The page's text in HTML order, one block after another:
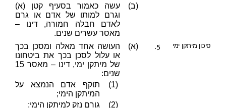
(ב)
עשה כאמור בסעיף קטן (א)
וגרם למותו של אדם או גרם
לאדם חבלה חמורה, דינו –
מאסר עשרים שנים.
5. סיכון מיתקן ימי (א)
העושה אחד מאלה ומסכן בכך
או עלול לסכן בכך את ביטחונו
של מיתקן ימי, דינו – מאסר 15
שנים:
(1)
תוקף אדם הנמצא על
המיתקן הימי;
(2)
גורם נזק למיתקן הימי;